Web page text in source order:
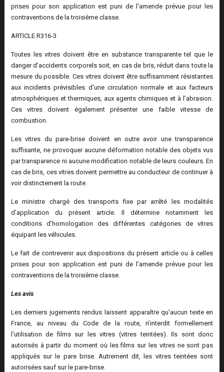
prises pour son application est puni de l’amende prévue pour les
contraventions de la troisième classe.
ARTICLE R316-3
Toutes les vitres doivent être en substance transparente tel que le
danger d’accidents corporels soit, en cas de bris, réduit dans toute la
mesure du possible. Ces vitres doivent être suffisamment résistantes
aux incidents prévisibles d’une circulation normale et aux facteurs
atmosphériques et thermiques, aux agents chimiques et à l’abrasion.
Ces vitres doivent également présenter une faible vitesse de
combustion.
Les vitres du pare-brise doivent en outre avoir une transparence
suffisante, ne provoquer aucune déformation notable des objets vus
par transparence ni aucune modification notable de leurs couleurs. En
cas de bris, ces vitres doivent permettre au conducteur de continuer à
voir distinctement la route.
Le ministre chargé des transports fixe par arrêté les modalités
d’application du présent article. Il détermine notamment les
conditions d’homologation des différentes catégories de vitres
équipant les véhicules.
Le fait de contrevenir aux dispositions du présent article ou à celles
prises pour son application est puni de l’amende prévue pour les
contraventions de la troisième classe.
Les avis
Les derniers jugements rendus laissent apparaître qu’aucun texte en
France, au niveau du Code de la route, n’interdit formellement
l’utilisation de films sur les vitres (vitres teintées). Ils sont donc
autorisés à partir du moment où les films sur les vitres ne sont pas
appliqués sur le pare brise. Autrement dit, les vitres teintées sont
autorisées sauf sur le pare-brise.